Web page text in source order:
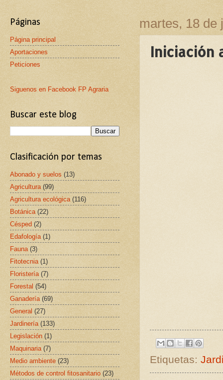
martes, 18 de
Iniciación
Etiquetas:
Páginas
Página principal
Aportaciones
Peticiones
Siguenos en Facebook FP Agraria
Buscar este blog
Clasificación por temas
Abonado y suelos (13)
Agricultura (99)
Agricultura ecológica (116)
Botánica (22)
Césped (2)
Edafología (1)
Fauna (3)
Fitotecnia (1)
Floristería (7)
Forestal (54)
Ganadería (69)
General (27)
Jardinería (133)
Legislación (1)
Maquinaria (7)
Medio ambiente (23)
Métodos de control fitosanitario (23)